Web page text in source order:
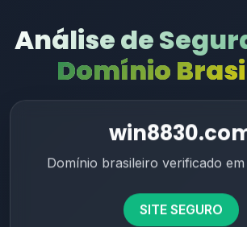
Análise de
Domínio
Domínio brasileiro verificado
SITE SEGURO